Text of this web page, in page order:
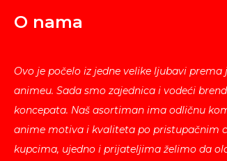
O nama
Ovo je počelo iz jedne velike ljubavi
animeu. Sada smo zajednica i vodeći
koncepata. Naš asortiman ima odličnu
anime motiva i kvaliteta po pristupačnim
kupcima, ujedno i prijateljima želimo da